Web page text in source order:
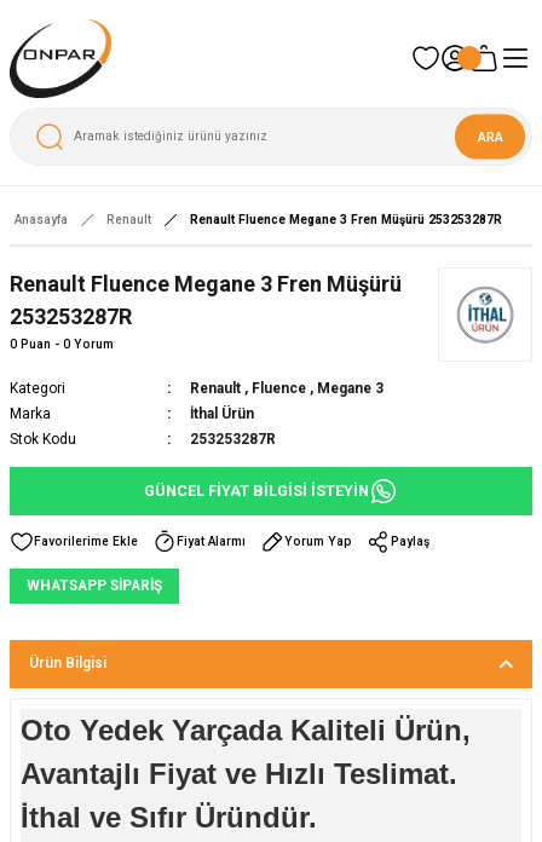
ARA
Anasayfa Renault Renault Fluence Megane 3 Fren Müşürü 253253287R
Renault Fluence Megane 3 Fren Müşürü
253253287R
0 Puan - 0 Yorum
Kategori Renault , Fluence , Megane 3
Marka
İthal Ürün
Stok Kodu
253253287R
GÜNCEL FİYAT BİLGİSİ İSTEYİN
Fiyat Alarmı Yorum Yap Paylaş
WHATSAPP SİPARİŞ
Ürün Bilgisi
Oto Yedek Yarçada Kaliteli Ürün,
Avantajlı Fiyat ve Hızlı Teslimat.
İthal ve Sıfır Üründür.